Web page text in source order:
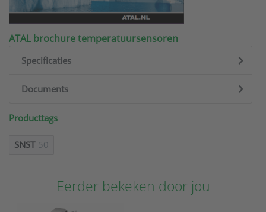
ATAL brochure temperatuursensoren
Specificaties
Documents
Producttags
SNST 50
Eerder bekeken door jou